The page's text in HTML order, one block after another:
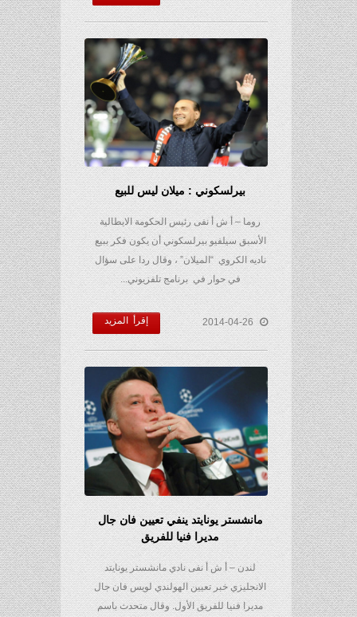
بيرلسكوني : ميلان ليس للبيع
روما – أ ش أ نفى رئيس الحكومة الايطالية
الأسبق سيلفيو بيرلسكوني أن يكون فكر ببيع
ناديه الكروي “الميلان” ، وقال ردا على سؤال
في حوار في برنامج تلفزيوني...
2014-04-26 إقرأ المزيد
مانشستر يونايتد ينفي تعيين فان جال
مديرا فنيا للفريق
لندن – أ ش أ نفى نادي مانشستر يونايتد
الانجليزي خبر تعيين الهولندي لويس فان جال
مديرا فنيا للفريق الأول. وقال متحدث باسم